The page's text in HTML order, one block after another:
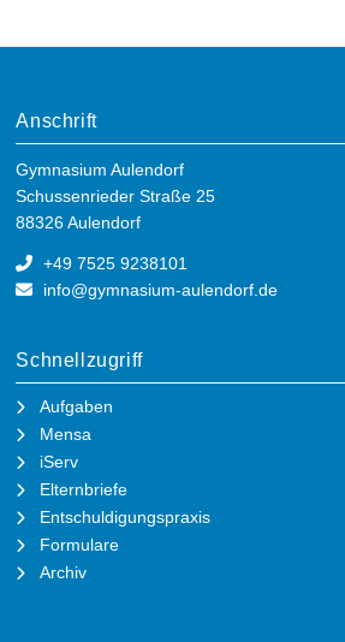
Anschrift
Gymnasium Aulendorf
Schussenrieder Straße 25
88326 Aulendorf
+49 7525 9238101
info@gymnasium-aulendorf.de
Schnellzugriff
Aufgaben
Mensa
iServ
Elternbriefe
Entschuldigungspraxis
Formulare
Archiv